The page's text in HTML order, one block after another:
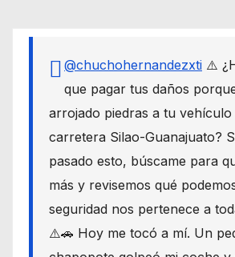
@chuchohernandezxti ⚠️
que pagar tus daños
arrojado piedras a tu vehículo
carretera Silao-Guanajuato?
pasado esto, búscame para
más y revisemos qué
seguridad nos pertenece a
⚠️🚗 Hoy me tocó a mí. Un